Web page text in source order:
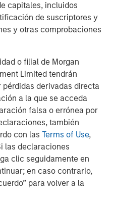
capitales, incluidos
de suscriptores y
y otras comprobaciones
o filial de Morgan
Limited tendrán
derivadas directa
a la que se acceda
falsa o errónea por
también
con lasTerms of Use,
las declaraciones
clic seguidamente en
en caso contrario,
para volver a la
implica que toda compañía
como una compañía de
de las superficies de
de posibles puntos
puede acceder a un
incrementado. Entre los
pueden ampliar las
compañía se incluyen:
Internet de las cosas (IoT)
en la nube
proveedores externos
escala global más